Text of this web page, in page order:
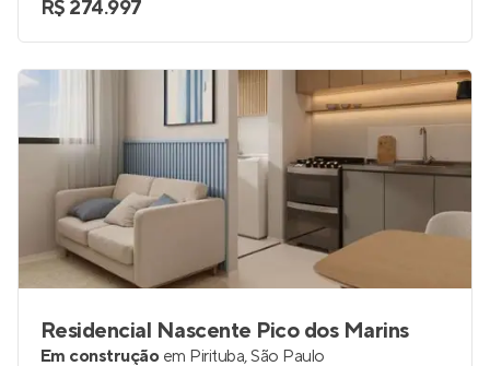
R$ 274.997
Residencial Nascente Pico dos Marins
Em construção em Pirituba,São Paulo